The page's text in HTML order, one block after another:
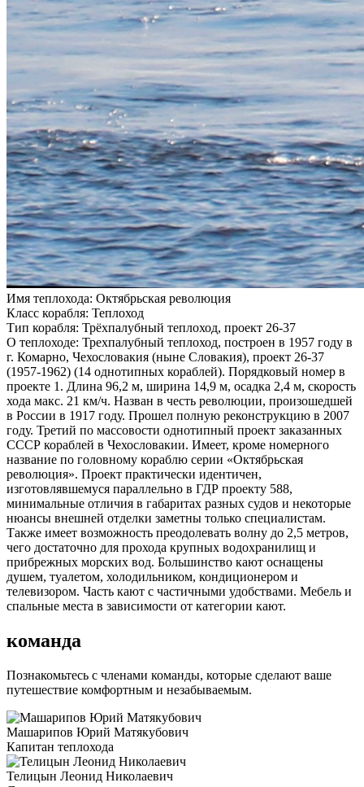
Имя теплохода: Октябрьская революция
Класс корабля: Теплоход
Тип корабля: Трёхпалубный теплоход, проект 26-37
О теплоходе: Трехпалубный теплоход, построен в 1957 году в
г. Комарно, Чехословакия (ныне Словакия), проект 26-37
(1957-1962) (14 однотипных кораблей). Порядковый номер в
проекте 1. Длина 96,2 м, ширина 14,9 м, осадка 2,4 м, скорость
хода макс. 21 км/ч. Назван в честь революции, произошедшей
в России в 1917 году. Прошел полную реконструкцию в 2007
году. Третий по массовости однотипный проект заказанных
СССР кораблей в Чехословакии. Имеет, кроме номерного
название по головному кораблю серии «Октябрьская
революция». Проект практически идентичен,
изготовлявшемуся параллельно в ГДР проекту 588,
минимальные отличия в габаритах разных судов и некоторые
нюансы внешней отделки заметны только специалистам.
Также имеет возможность преодолевать волну до 2,5 метров,
чего достаточно для прохода крупных водохранилищ и
прибрежных морских вод. Большинство кают оснащены
душем, туалетом, холодильником, кондиционером и
телевизором. Часть кают с частичными удобствами. Мебель и
спальные места в зависимости от категории кают.
команда
Познакомьтесь с членами команды, которые сделают ваше
путешествие комфортным и незабываемым.
Машарипов Юрий Матякубович
Капитан теплохода
Телицын Леонид Николаевич